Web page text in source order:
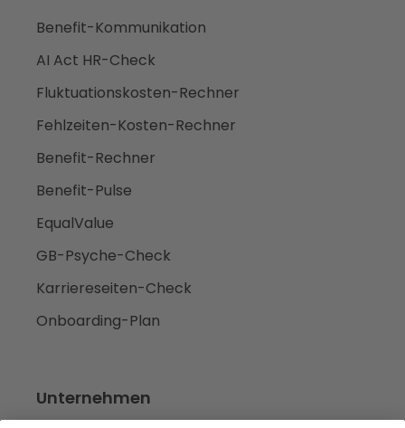
Benefit-Kommunikation
AI Act HR-Check
Fluktuationskosten-Rechner
Fehlzeiten-Kosten-Rechner
Benefit-Rechner
Benefit-Pulse
EqualValue
GB-Psyche-Check
Karriereseiten-Check
Onboarding-Plan
Unternehmen